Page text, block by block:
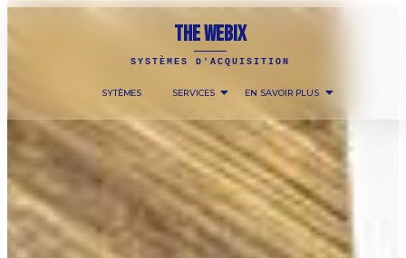
THE WEBIX
SYSTÈMES D'ACQUISITION
SYTÈMES SERVICES EN SAVOIR PLUS